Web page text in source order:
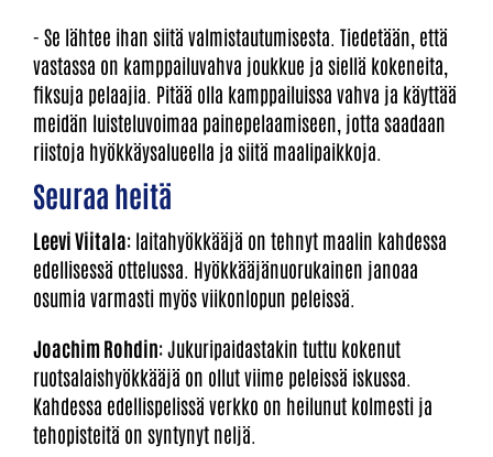
- Se lähtee ihan siitä valmistautumisesta. Tiedetään, että
vastassa on kamppailuvahva joukkue ja siellä kokeneita,
fiksuja pelaajia. Pitää olla kamppailuissa vahva ja käyttää
meidän luisteluvoimaa painepelaamiseen, jotta saadaan
riistoja hyökkäysalueella ja siitä maalipaikkoja.
Seuraa heitä
Leevi Viitala: laitahyökkääjä on tehnyt maalin kahdessa
edellisessä ottelussa. Hyökkääjänuorukainen janoaa
osumia varmasti myös viikonlopun peleissä.
Joachim Rohdin: Jukuripaidastakin tuttu kokenut
ruotsalaishyökkääjä on ollut viime peleissä iskussa.
Kahdessa edellispelissä verkko on heilunut kolmesti ja
tehopisteitä on syntynyt neljä.